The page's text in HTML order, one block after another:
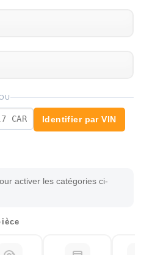
Identifier par VIN
activer les catégories ci-